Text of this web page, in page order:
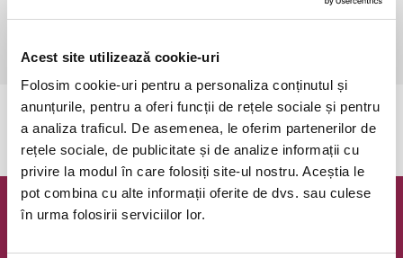
Acest site utilizează cookie-uri
Folosim cookie-uri pentru a personaliza conținutul și
anunțurile, pentru a oferi funcții de rețele sociale și pentru
a analiza traficul. De asemenea, le oferim partenerilor de
rețele sociale, de publicitate și de analize informații cu
privire la modul în care folosiți site-ul nostru. Aceștia le
pot combina cu alte informații oferite de dvs. sau culese
în urma folosirii serviciilor lor.
Informații suplimentare, la nr. de telefon 0773 825 249.
Evenimentul a expirat.
Newsletter @ Bilete.ro